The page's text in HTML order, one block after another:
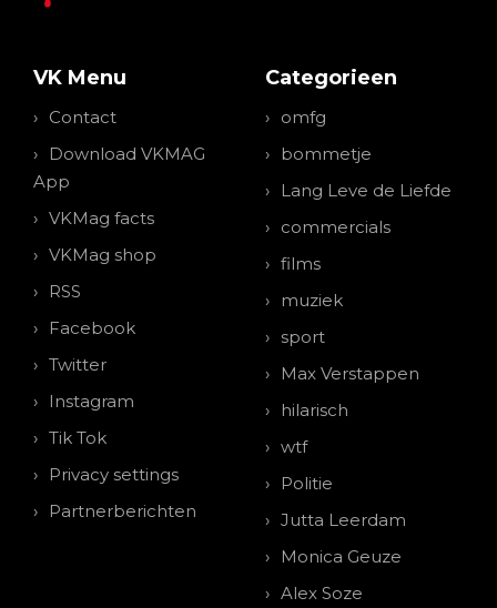
VK Menu
Contact
Download VKMAG
App
VKMag facts
VKMag shop
RSS
Facebook
Twitter
Instagram
Tik Tok
Privacy settings
Partnerberichten
Categorieen
omfg
bommetje
Lang Leve de Liefde
commercials
films
muziek
sport
Max Verstappen
hilarisch
wtf
Politie
Jutta Leerdam
Monica Geuze
Alex Soze